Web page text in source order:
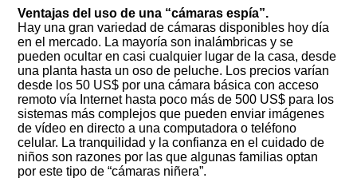
Ventajas del uso de una “cámaras espía”.
Hay una gran variedad de cámaras disponibles hoy día
en el mercado. La mayoría son inalámbricas y se
pueden ocultar en casi cualquier lugar de la casa, desde
una planta hasta un oso de peluche. Los precios varían
desde los 50 US$ por una cámara básica con acceso
remoto vía Internet hasta poco más de 500 US$ para los
sistemas más complejos que pueden enviar imágenes
de vídeo en directo a una computadora o teléfono
celular. La tranquilidad y la confianza en el cuidado de
niños son razones por las que algunas familias optan
por este tipo de “cámaras niñera”.